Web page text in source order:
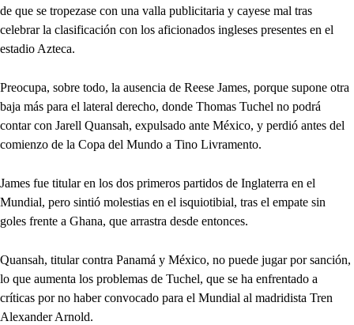
de que se tropezase con una valla publicitaria y cayese mal tras
celebrar la clasificación con los aficionados ingleses presentes en el
estadio Azteca.
Preocupa, sobre todo, la ausencia de Reese James, porque supone otra
baja más para el lateral derecho, donde Thomas Tuchel no podrá
contar con Jarell Quansah, expulsado ante México, y perdió antes del
comienzo de la Copa del Mundo a Tino Livramento.
James fue titular en los dos primeros partidos de Inglaterra en el
Mundial, pero sintió molestias en el isquiotibial, tras el empate sin
goles frente a Ghana, que arrastra desde entonces.
Quansah, titular contra Panamá y México, no puede jugar por sanción,
lo que aumenta los problemas de Tuchel, que se ha enfrentado a
críticas por no haber convocado para el Mundial al madridista Tren
Alexander Arnold.